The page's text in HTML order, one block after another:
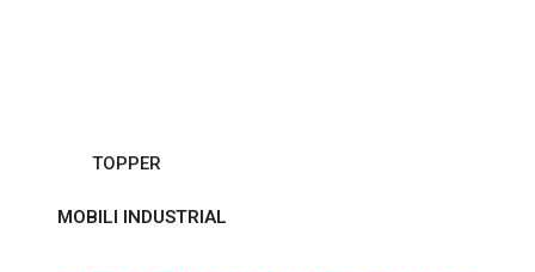
TOPPER
MOBILI INDUSTRIAL